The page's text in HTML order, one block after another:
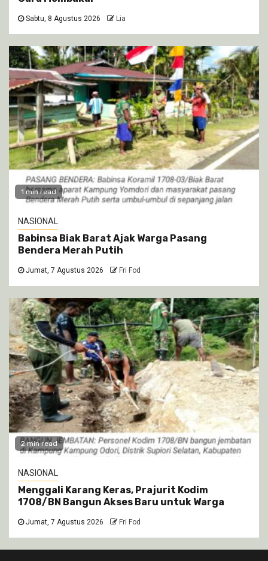
Sabtu, 8 Agustus 2026 Lia
1 min read
NASIONAL
Babinsa Biak Barat Ajak Warga Pasang
Bendera Merah Putih
Jumat, 7 Agustus 2026 Fri Fod
2 min read
NASIONAL
Menggali Karang Keras, Prajurit Kodim
1708/BN Bangun Akses Baru untuk Warga
Jumat, 7 Agustus 2026 Fri Fod